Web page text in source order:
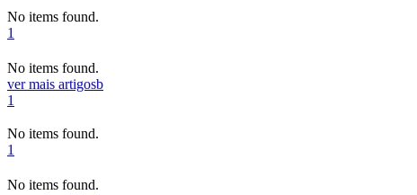
No items found.
1
No items found.
ver mais artigosb
1
No items found.
1
No items found.